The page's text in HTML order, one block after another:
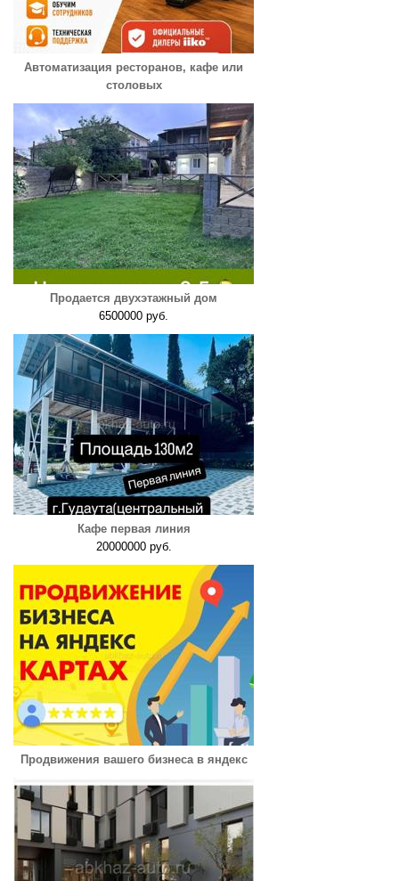
Автоматизация ресторанов, кафе или
столовых
Продается двухэтажный дом
6500000 руб.
Кафе первая линия
20000000 руб.
Продвижения вашего бизнеса в яндекс